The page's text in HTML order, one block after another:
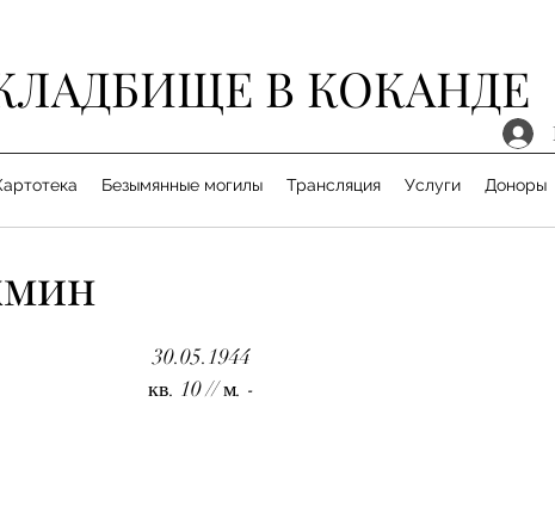
В КОКАНДЕ
Безымянные могилы Трансляция Услуги Доноры
30.05.1944
кв. 10 // м. -